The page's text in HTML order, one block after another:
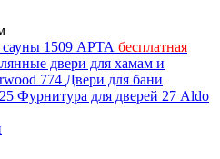
1509 АРТА бесплатная
двери для хамам и
774 Двери для бани
25 Фурнитура для дверей 27 Aldo